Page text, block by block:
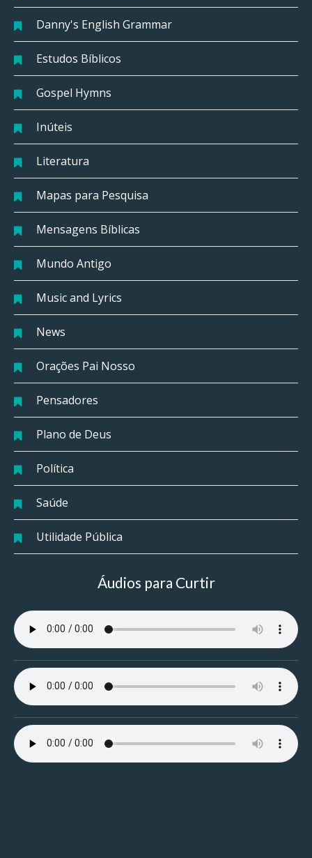
Danny's English Grammar
Estudos Bíblicos
Gospel Hymns
Inúteis
Literatura
Mapas para Pesquisa
Mensagens Bíblicas
Mundo Antigo
Music and Lyrics
News
Orações Pai Nosso
Pensadores
Plano de Deus
Política
Saúde
Utilidade Pública
Áudios para Curtir